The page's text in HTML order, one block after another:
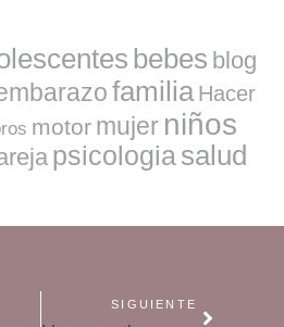
bebes blog
familia Hacer
motor mujer niños
psicologiasalud
SIGUIENTE